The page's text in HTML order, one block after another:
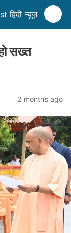
हिंदी न्यूज़
सख्त
2 months ago